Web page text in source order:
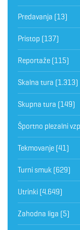
Predavanja (13)
Pristop (137)
Reportaže (115)
Skalna tura (1.313)
Skupna tura (149)
Športno plezalni
Tekmovanje (41)
Turni smuk (629)
Utrinki (4.649)
Zahodna liga (5)